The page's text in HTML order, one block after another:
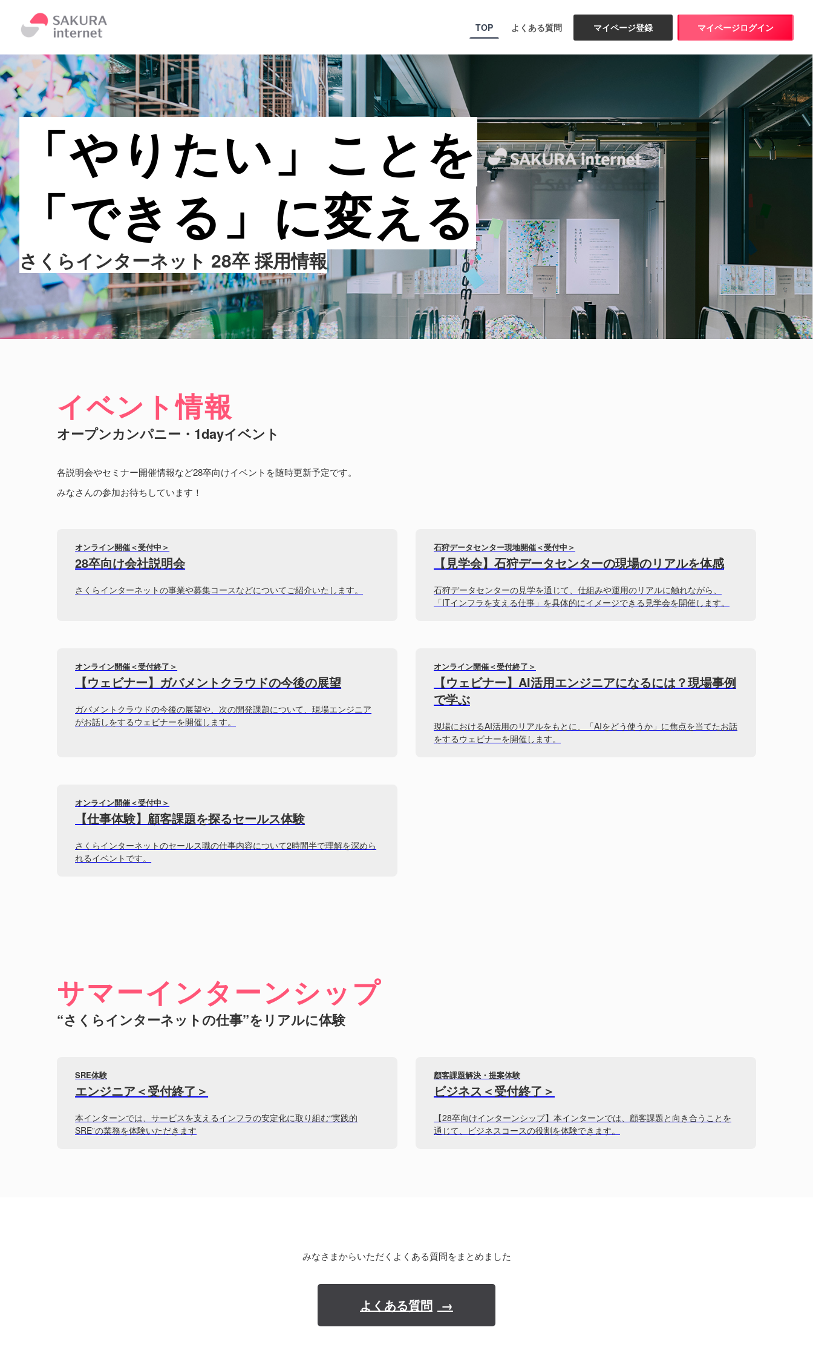
コ
ツ
へ
TOP よくある質問 マイページ登録 マイページログイン
「やりたい」ことを
「できる」に変える
さくらインターネット 28卒 採用情報
イベント情報
オープンカンパニー・1dayイベント
各説明会やセミナー開催情報など28卒向けイベントを随時更新予定です。
みなさんの参加お待ちしています！
28卒向け会社説明会
オンライン開催＜受付中＞
さくらインターネットの事業や募集コースなどについてご紹介いたします。
【見学会】石狩データセンターの現場のリアルを体感
石狩データセンター現地開催＜受付中＞
石狩データセンターの見学を通じて、仕組みや運用のリアルに触れながら、
「ITインフラを支える仕事」を具体的にイメージできる見学会を開催します。
【ウェビナー】ガバメントクラウドの今後の展望
オンライン開催＜受付終了＞
ガバメントクラウドの今後の展望や、次の開発課題について、現場エンジニア
がお話しをするウェビナーを開催します。
【ウェビナー】AI活用エンジニアになるには？現場事例
で学ぶ
オンライン開催＜受付終了＞
現場におけるAI活用のリアルをもとに、「AIをどう使うか」に焦点を当てたお話
をするウェビナーを開催します。
【仕事体験】顧客課題を探るセールス体験
オンライン開催＜受付中＞
さくらインターネットのセールス職の仕事内容について2時間半で理解を深めら
れるイベントです。
サマーインターンシップ
“さくらインターネットの仕事”をリアルに体験
エンジニア＜受付終了＞
SRE体験
本インターンでは、サービスを支えるインフラの安定化に取り組む“実践的
SRE”の業務を体験いただきます
ビジネス＜受付終了＞
顧客課題解決・提案体験
【28卒向けインターンシップ】本インターンでは、顧客課題と向き合うことを
通じて、ビジネスコースの役割を体験できます。
みなさまからいただくよくある質問をまとめました
よくある質問